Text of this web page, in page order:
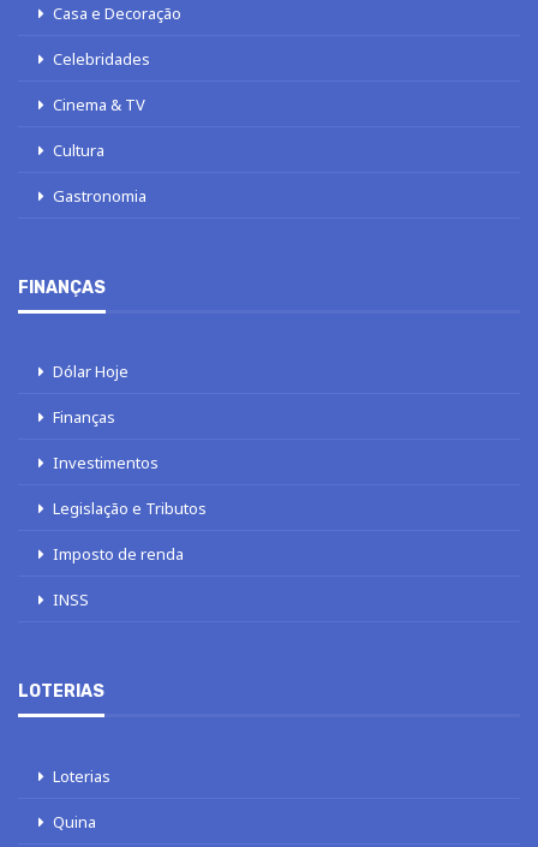
Casa e Decoração
Celebridades
Cinema & TV
Cultura
Gastronomia
FINANÇAS
Dólar Hoje
Finanças
Investimentos
Legislação e Tributos
Imposto de renda
INSS
LOTERIAS
Loterias
Quina